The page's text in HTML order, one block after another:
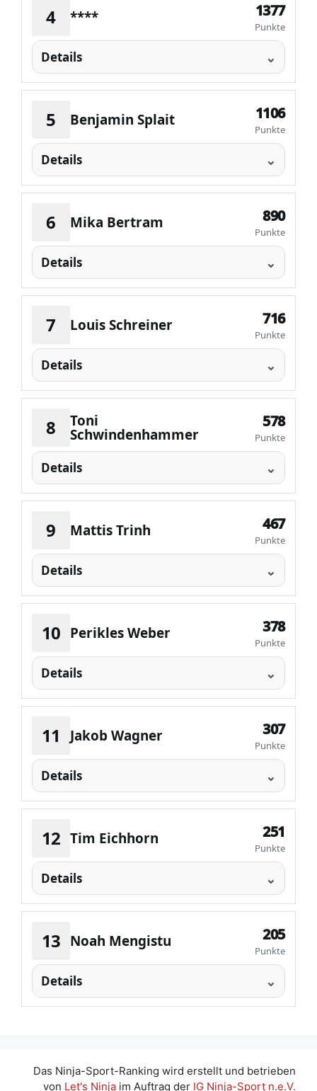
4 **** 1377
Punkte
Details
5 Benjamin Splait 1106
Punkte
Details
6 Mika Bertram 890
Punkte
Details
7 Louis Schreiner 716
Punkte
Details
8 Toni
Schwindenhammer
578
Punkte
Details
9 Mattis Trinh 467
Punkte
Details
10 Perikles Weber 378
Punkte
Details
11 Jakob Wagner 307
Punkte
Details
12 Tim Eichhorn 251
Punkte
Details
13 Noah Mengistu 205
Punkte
Details
Das Ninja-Sport-Ranking wird erstellt und betrieben
von Let's Ninja im Auftrag der IG Ninja-Sport n.e.V.